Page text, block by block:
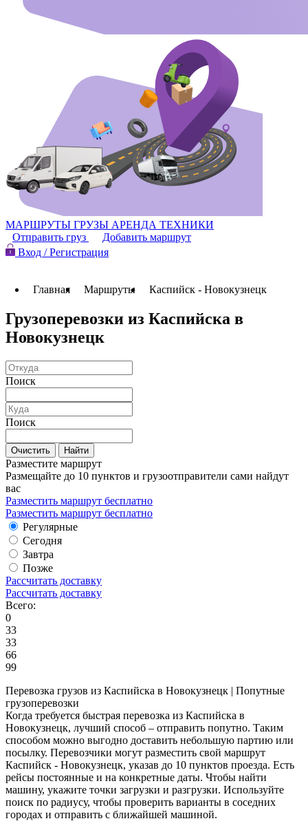
МАРШРУТЫ ГРУЗЫ АРЕНДА ТЕХНИКИ
Отправить груз
Добавить маршрут
Вход / Регистрация
Главная Маршруты Каспийск - Новокузнецк
Грузоперевозки из Каспийска в
Новокузнецк
Поиск
Поиск
Очистить Найти
Разместите маршрут
Размещайте до 10 пунктов и грузоотправители сами найдут
вас
Разместить маршрут бесплатно
Разместить маршрут бесплатно
Регулярные
Сегодня
Завтра
Позже
Рассчитать доставку
Рассчитать доставку
Всего:
0
33
33
66
99
Перевозка грузов из Каспийска в Новокузнецк | Попутные
грузоперевозки
Когда требуется быстрая перевозка из Каспийска в
Новокузнецк, лучший способ – отправить попутно. Таким
способом можно выгодно доставить небольшую партию или
посылку. Перевозчики могут разместить свой маршрут
Каспийск - Новокузнецк, указав до 10 пунктов проезда. Есть
рейсы постоянные и на конкретные даты. Чтобы найти
машину, укажите точки загрузки и разгрузки. Используйте
поиск по радиусу, чтобы проверить варианты в соседних
городах и отправить с ближайшей машиной.